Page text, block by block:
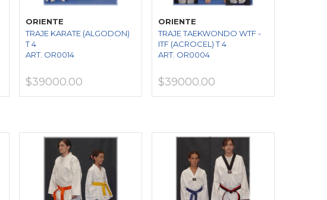
ORIENTE
TRAJE KARATE (ALGODON)
T 4
ART. OR0014
$39000.00
ORIENTE
TRAJE TAEKWONDO WTF -
ITF (ACROCEL) T 4
ART. OR0004
$39000.00